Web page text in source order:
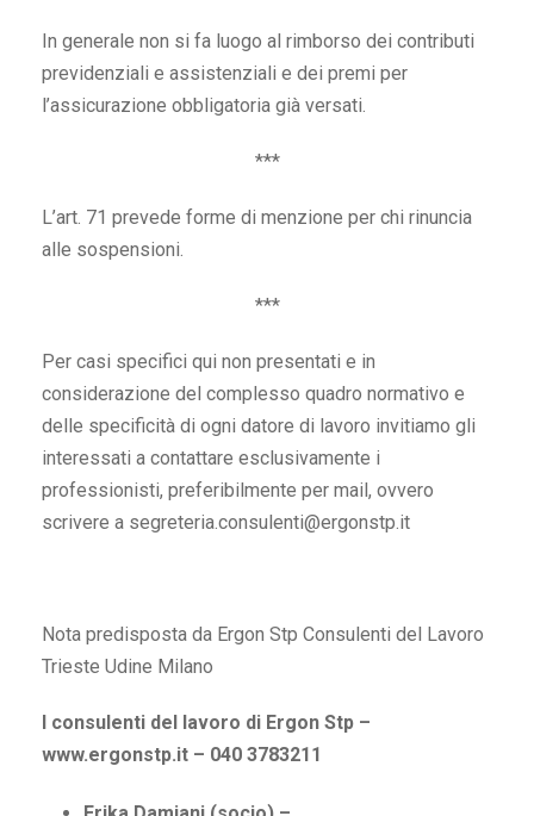
In generale non si fa luogo al rimborso dei contributi
previdenziali e assistenziali e dei premi per
l’assicurazione obbligatoria già versati.
***
L’art. 71 prevede forme di menzione per chi rinuncia
alle sospensioni.
***
Per casi specifici qui non presentati e in
considerazione del complesso quadro normativo e
delle specificità di ogni datore di lavoro invitiamo gli
interessati a contattare esclusivamente i
professionisti, preferibilmente per mail, ovvero
scrivere a segreteria.consulenti@ergonstp.it
Nota predisposta da Ergon Stp Consulenti del Lavoro
Trieste Udine Milano
I consulenti del lavoro di Ergon Stp –
www.ergonstp.it – 040 3783211